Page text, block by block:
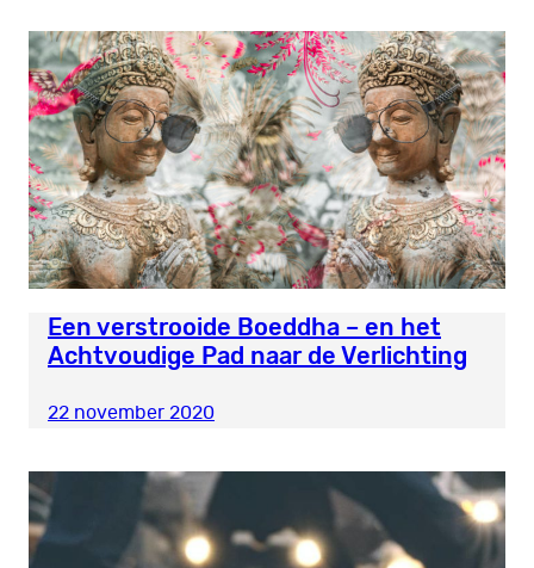
Een verstrooide Boeddha – en het
Achtvoudige Pad naar de Verlichting
22 november 2020